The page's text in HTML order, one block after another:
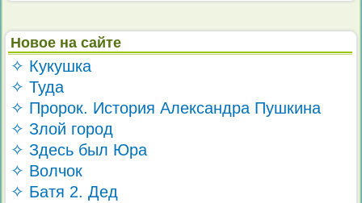
Новое на сайте
✧ Кукушка
✧ Туда
✧ Пророк. История Александра Пушкина
✧ Злой город
✧ Здесь был Юра
✧ Волчок
✧ Батя 2. Дед